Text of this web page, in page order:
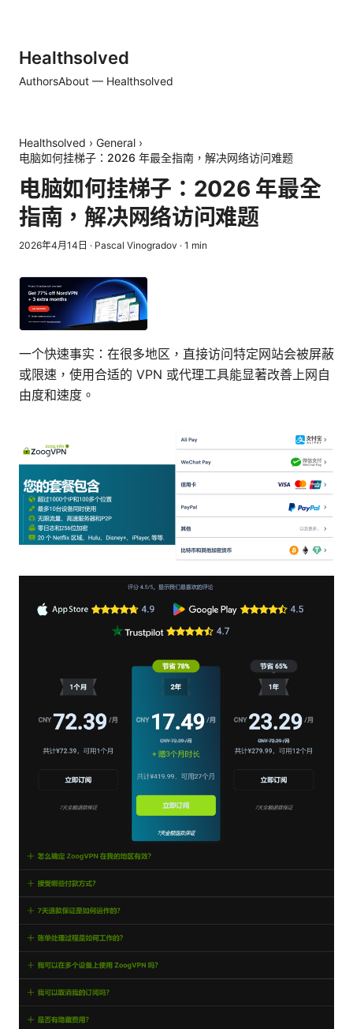
Healthsolved
AuthorsAbout — Healthsolved
Healthsolved › General ›
电脑如何挂梯子：2026 年最全指南，解决网络访问难题
电脑如何挂梯子：2026 年最全
指南，解决网络访问难题
2026年4月14日 · Pascal Vinogradov · 1 min
一个快速事实：在很多地区，直接访问特定网站会被屏蔽
或限速，使用合适的 VPN 或代理工具能显著改善上网自
由度和速度。